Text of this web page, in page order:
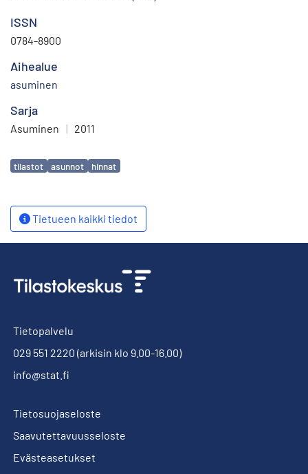
ISSN
0784-8900
Aihealue
asuminen
Sarja
Asuminen | 2011
Avainsanat
tilastot asunnot hinnat
Tietueen kaikki tiedot
Tietopalvelu
029 551 2220 (arkisin klo 9.00-16.00)
info@stat.fi
Tietosuojaseloste
Saavutettavuusseloste
Evästeasetukset